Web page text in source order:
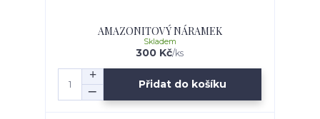
AMAZONITOVÝ NÁRAMEK
300 Kč/ks
Skladem
Přidat do košíku